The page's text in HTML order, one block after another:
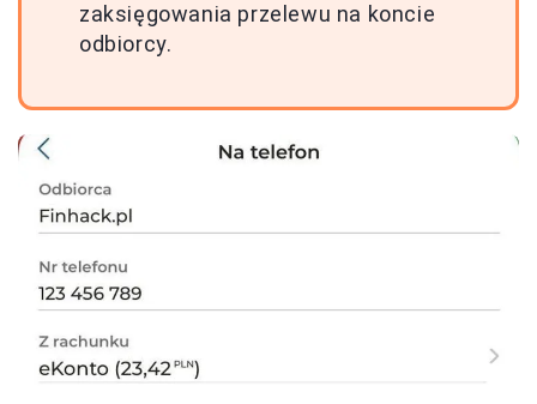
zaksięgowania przelewu na koncie
odbiorcy.